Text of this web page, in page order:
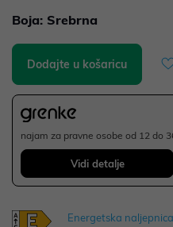
Boja: Srebrna
Dodajte u košaricu
najam za pravne osobe od 12 do
Vidi detalje
Energetska naljepnica